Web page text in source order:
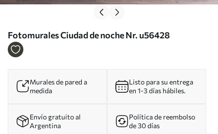
Fotomurales Ciudad de noche Nr. u56428
Murales de pared a
medida
Listo para su entrega
en 1-3 días hábiles.
Envío gratuito al
Argentina
Política de reembolso
de 30 días